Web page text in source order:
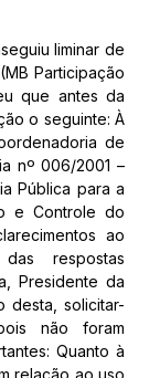
liminar de
Participação
que antes da
o seguinte: À
de
nº 006/2001 –
Pública para a
e Controle do
ao
respostas
Presidente da
desta, solicitar-
não foram
Quanto à